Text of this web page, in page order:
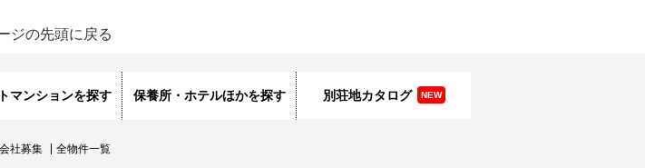
ジの先頭に戻る
マンションを探す 保養所・ホテルほかを探す 別荘地カタログ NEW
社募集 全物件一覧